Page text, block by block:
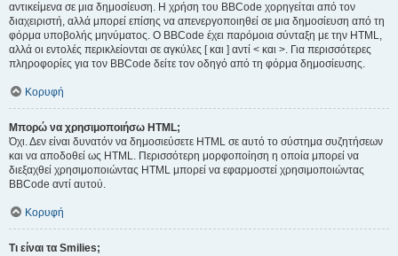
αντικείμενα σε μια δημοσίευση. Η χρήση του BBCode χορηγείται από τον
διαχειριστή, αλλά μπορεί επίσης να απενεργοποιηθεί σε μια δημοσίευση από τη
φόρμα υποβολής μηνύματος. Ο BBCode έχει παρόμοια σύνταξη με την HTML,
αλλά οι εντολές περικλείονται σε αγκύλες [ και ] αντί < και >. Για περισσότερες
πληροφορίες για τον BBCode δείτε τον οδηγό από τη φόρμα δημοσίευσης.
Κορυφή
Μπορώ να χρησιμοποιήσω HTML;
Όχι. Δεν είναι δυνατόν να δημοσιεύσετε HTML σε αυτό το σύστημα συζητήσεων
και να αποδοθεί ως HTML. Περισσότερη μορφοποίηση η οποία μπορεί να
διεξαχθεί χρησιμοποιώντας HTML μπορεί να εφαρμοστεί χρησιμοποιώντας
BBCode αντί αυτού.
Κορυφή
Τι είναι τα Smilies;